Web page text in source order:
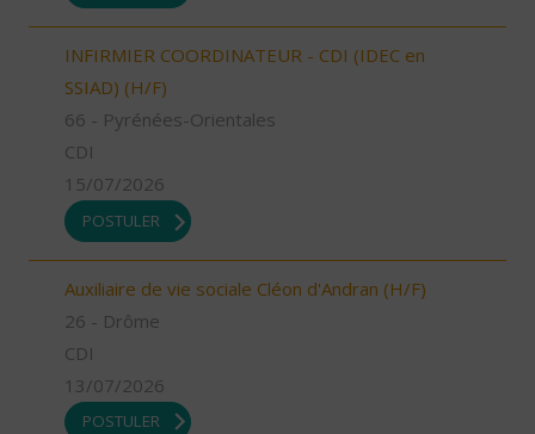
INFIRMIER COORDINATEUR - CDI (IDEC en
SSIAD) (H/F)
66 - Pyrénées-Orientales
CDI
15/07/2026
POSTULER
Auxiliaire de vie sociale Cléon d'Andran (H/F)
26 - Drôme
CDI
13/07/2026
POSTULER